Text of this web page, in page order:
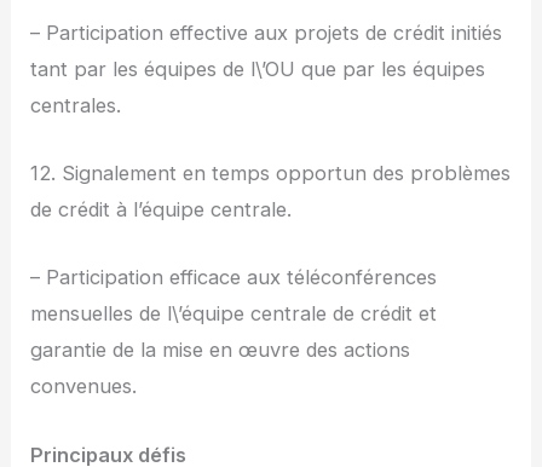
– Participation effective aux projets de crédit initiés
tant par les équipes de l\’OU que par les équipes
centrales.
12. Signalement en temps opportun des problèmes
de crédit à l’équipe centrale.
– Participation efficace aux téléconférences
mensuelles de l\’équipe centrale de crédit et
garantie de la mise en œuvre des actions
convenues.
Principaux défis